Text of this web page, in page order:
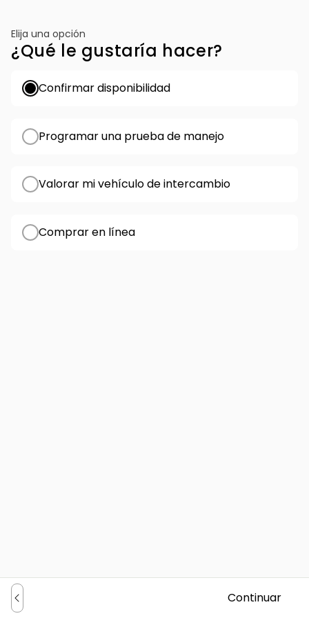
Elija una opción
¿Qué le gustaría hacer?
Confirmar disponibilidad
Programar una prueba de manejo
Valorar mi vehículo de intercambio
Comprar en línea
Continuar